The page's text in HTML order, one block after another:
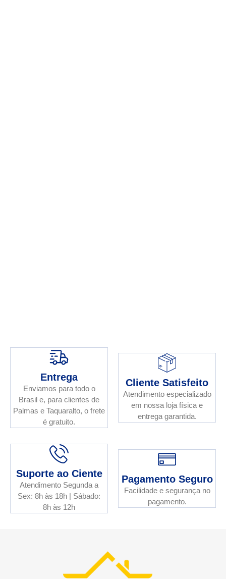
Entrega
Enviamos para todo o
Brasil e, para clientes de
Palmas e Taquaralto, o frete
é gratuito.
Cliente Satisfeito
Atendimento especializado
em nossa loja física e
entrega garantida.
Suporte ao Ciente
Atendimento Segunda a
Sex: 8h às 18h | Sábado:
8h às 12h
Pagamento Seguro
Facilidade e segurança no
pagamento.